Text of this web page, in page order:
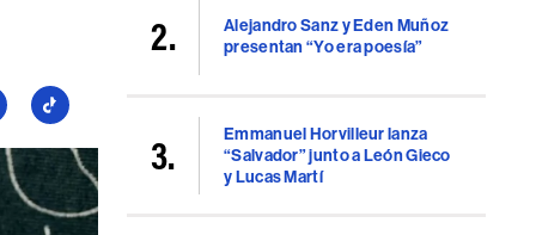
Seguí
Billboard
TikTok
Alejandro Sanz y Eden Muñoz
presentan “Yo era poesía”
Emmanuel Horvilleur lanza
“Salvador” junto a León Gieco
y Lucas Martí